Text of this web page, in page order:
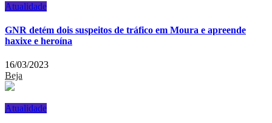
Atualidade
GNR detém dois suspeitos de tráfico em Moura e apreende
haxixe e heroína
16/03/2023
Beja
Atualidade